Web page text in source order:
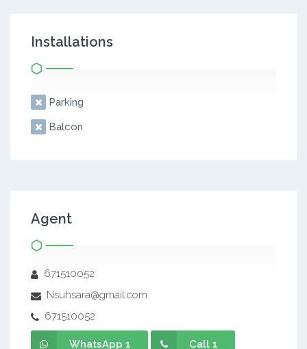
Installations
Parking
Balcon
Agent
671510052
Nsuhsara@gmail.com
671510052
WhatsApp 1 Call 1